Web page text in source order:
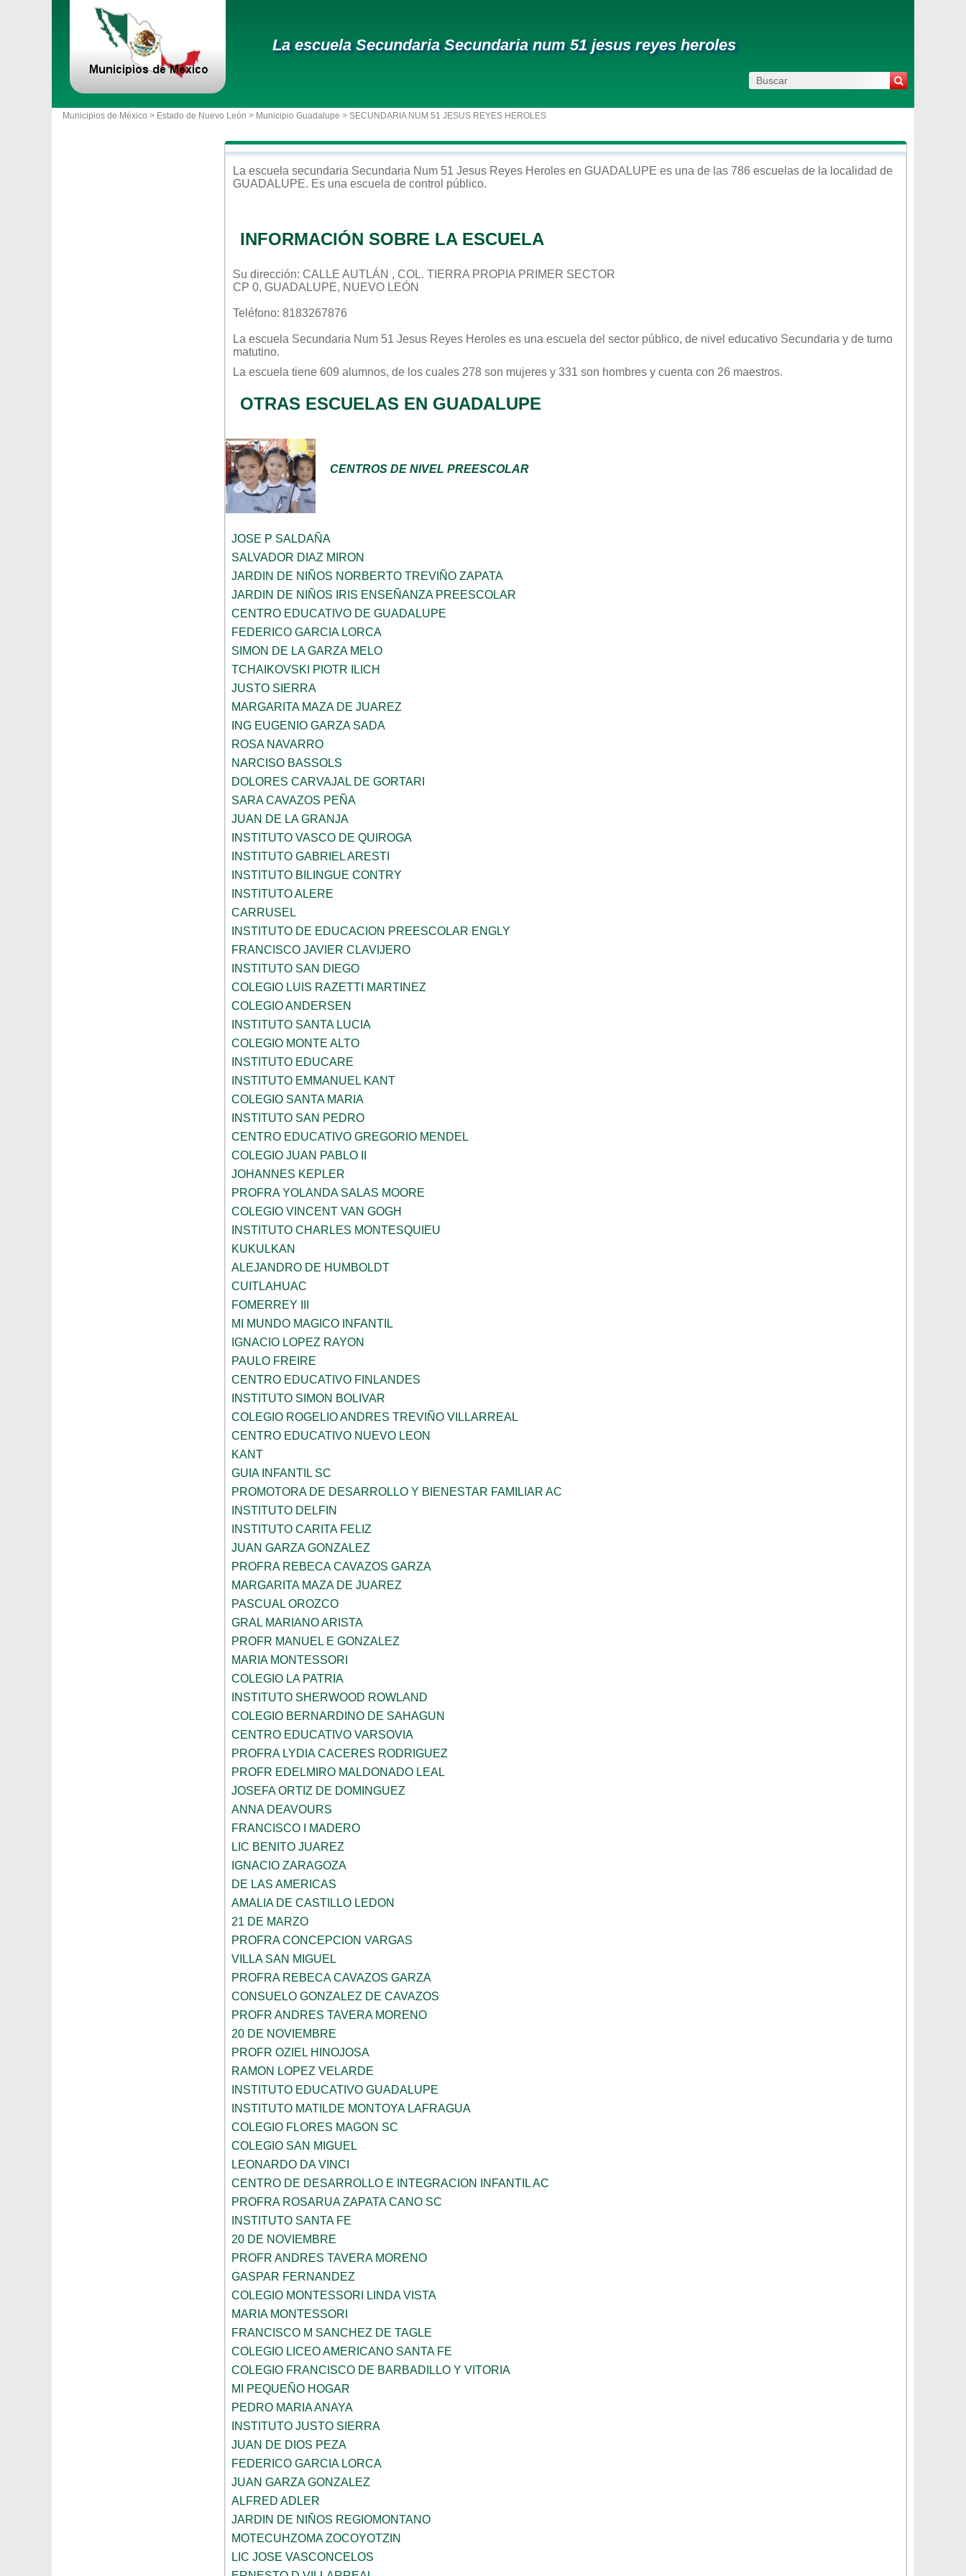
La escuela Secundaria Secundaria num 51 jesus reyes heroles
Municipios de México > Estado de Nuevo León > Municipio Guadalupe > SECUNDARIA NUM 51 JESUS REYES HEROLES
La escuela secundaria Secundaria Num 51 Jesus Reyes Heroles en GUADALUPE es una de las 786 escuelas de la localidad de
GUADALUPE. Es una escuela de control público.
INFORMACIÓN SOBRE LA ESCUELA
Su dirección: CALLE AUTLÁN , COL. TIERRA PROPIA PRIMER SECTOR
CP 0, GUADALUPE, NUEVO LEÓN
Teléfono: 8183267876
La escuela Secundaria Num 51 Jesus Reyes Heroles es una escuela del sector público, de nivel educativo Secundaria y de turno
matutino.
La escuela tiene 609 alumnos, de los cuales 278 son mujeres y 331 son hombres y cuenta con 26 maestros.
OTRAS ESCUELAS EN GUADALUPE
CENTROS DE NIVEL PREESCOLAR
JOSE P SALDAÑA
SALVADOR DIAZ MIRON
JARDIN DE NIÑOS NORBERTO TREVIÑO ZAPATA
JARDIN DE NIÑOS IRIS ENSEÑANZA PREESCOLAR
CENTRO EDUCATIVO DE GUADALUPE
FEDERICO GARCIA LORCA
SIMON DE LA GARZA MELO
TCHAIKOVSKI PIOTR ILICH
JUSTO SIERRA
MARGARITA MAZA DE JUAREZ
ING EUGENIO GARZA SADA
ROSA NAVARRO
NARCISO BASSOLS
DOLORES CARVAJAL DE GORTARI
SARA CAVAZOS PEÑA
JUAN DE LA GRANJA
INSTITUTO VASCO DE QUIROGA
INSTITUTO GABRIEL ARESTI
INSTITUTO BILINGUE CONTRY
INSTITUTO ALERE
CARRUSEL
INSTITUTO DE EDUCACION PREESCOLAR ENGLY
FRANCISCO JAVIER CLAVIJERO
INSTITUTO SAN DIEGO
COLEGIO LUIS RAZETTI MARTINEZ
COLEGIO ANDERSEN
INSTITUTO SANTA LUCIA
COLEGIO MONTE ALTO
INSTITUTO EDUCARE
INSTITUTO EMMANUEL KANT
COLEGIO SANTA MARIA
INSTITUTO SAN PEDRO
CENTRO EDUCATIVO GREGORIO MENDEL
COLEGIO JUAN PABLO II
JOHANNES KEPLER
PROFRA YOLANDA SALAS MOORE
COLEGIO VINCENT VAN GOGH
INSTITUTO CHARLES MONTESQUIEU
KUKULKAN
ALEJANDRO DE HUMBOLDT
CUITLAHUAC
FOMERREY III
MI MUNDO MAGICO INFANTIL
IGNACIO LOPEZ RAYON
PAULO FREIRE
CENTRO EDUCATIVO FINLANDES
INSTITUTO SIMON BOLIVAR
COLEGIO ROGELIO ANDRES TREVIÑO VILLARREAL
CENTRO EDUCATIVO NUEVO LEON
KANT
GUIA INFANTIL SC
PROMOTORA DE DESARROLLO Y BIENESTAR FAMILIAR AC
INSTITUTO DELFIN
INSTITUTO CARITA FELIZ
JUAN GARZA GONZALEZ
PROFRA REBECA CAVAZOS GARZA
MARGARITA MAZA DE JUAREZ
PASCUAL OROZCO
GRAL MARIANO ARISTA
PROFR MANUEL E GONZALEZ
MARIA MONTESSORI
COLEGIO LA PATRIA
INSTITUTO SHERWOOD ROWLAND
COLEGIO BERNARDINO DE SAHAGUN
CENTRO EDUCATIVO VARSOVIA
PROFRA LYDIA CACERES RODRIGUEZ
PROFR EDELMIRO MALDONADO LEAL
JOSEFA ORTIZ DE DOMINGUEZ
ANNA DEAVOURS
FRANCISCO I MADERO
LIC BENITO JUAREZ
IGNACIO ZARAGOZA
DE LAS AMERICAS
AMALIA DE CASTILLO LEDON
21 DE MARZO
PROFRA CONCEPCION VARGAS
VILLA SAN MIGUEL
PROFRA REBECA CAVAZOS GARZA
CONSUELO GONZALEZ DE CAVAZOS
PROFR ANDRES TAVERA MORENO
20 DE NOVIEMBRE
PROFR OZIEL HINOJOSA
RAMON LOPEZ VELARDE
INSTITUTO EDUCATIVO GUADALUPE
INSTITUTO MATILDE MONTOYA LAFRAGUA
COLEGIO FLORES MAGON SC
COLEGIO SAN MIGUEL
LEONARDO DA VINCI
CENTRO DE DESARROLLO E INTEGRACION INFANTIL AC
PROFRA ROSARUA ZAPATA CANO SC
INSTITUTO SANTA FE
20 DE NOVIEMBRE
PROFR ANDRES TAVERA MORENO
GASPAR FERNANDEZ
COLEGIO MONTESSORI LINDA VISTA
MARIA MONTESSORI
FRANCISCO M SANCHEZ DE TAGLE
COLEGIO LICEO AMERICANO SANTA FE
COLEGIO FRANCISCO DE BARBADILLO Y VITORIA
MI PEQUEÑO HOGAR
PEDRO MARIA ANAYA
INSTITUTO JUSTO SIERRA
JUAN DE DIOS PEZA
FEDERICO GARCIA LORCA
JUAN GARZA GONZALEZ
ALFRED ADLER
JARDIN DE NIÑOS REGIOMONTANO
MOTECUHZOMA ZOCOYOTZIN
LIC JOSE VASCONCELOS